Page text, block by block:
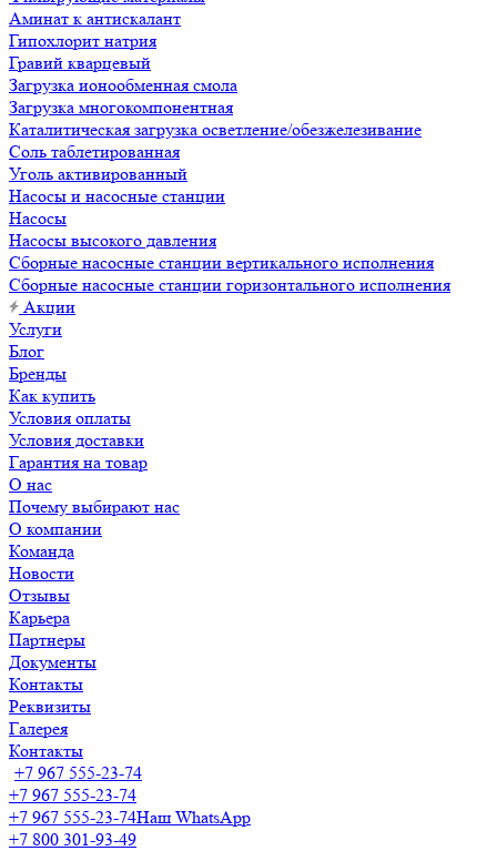
Аминат к антискалант
Гипохлорит натрия
Гравий кварцевый
Загрузка ионообменная смола
Загрузка многокомпонентная
Каталитическая загрузка осветление/обезжелезивание
Соль таблетированная
Уголь активированный
Насосы и насосные станции
Насосы
Насосы высокого давления
Сборные насосные станции вертикального исполнения
Сборные насосные станции горизонтального исполнения
Акции
Услуги
Блог
Бренды
Как купить
Условия оплаты
Условия доставки
Гарантия на товар
О нас
Почему выбирают нас
О компании
Команда
Новости
Отзывы
Карьера
Партнеры
Документы
Контакты
Реквизиты
Галерея
Контакты
+7 967 555-23-74
+7 967 555-23-74
+7 967 555-23-74Наш WhatsApp
+7 800 301-93-49